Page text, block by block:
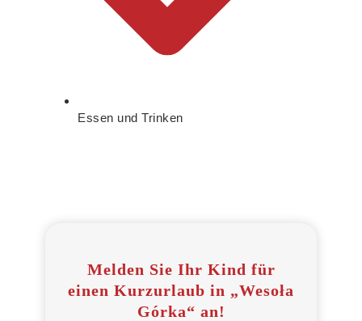
Essen und Trinken
Melden Sie Ihr Kind für
einen Kurzurlaub in „Wesoła
Górka“ an!